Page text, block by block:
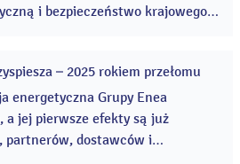
i bezpieczeństwo krajowego
energetyczne. ...
13
– 2025 rokiem przełomu
energetyczna Grupy Enea
a jej pierwsze efekty są już
dostawców i